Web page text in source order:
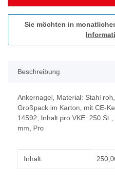
Sie möchten in
Beschreibung
Ankernagel, Material: Stahl
Großpack im Karton, mit CE-
14592, Inhalt pro VKE: 250
mm, Pro
Produkteigenschaft
Wert
Inhalt: